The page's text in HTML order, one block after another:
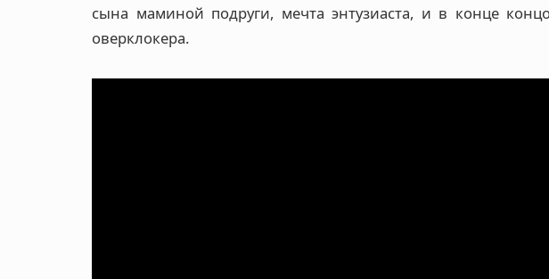
сына маминой подруги, мечта энтузиаста, и в конце
оверклокера.